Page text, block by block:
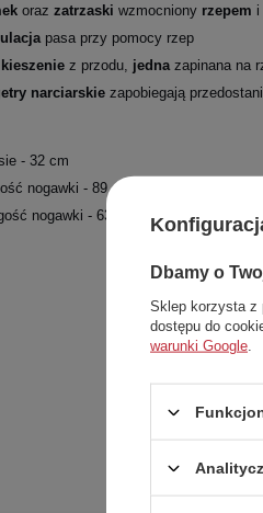
oraz zatrzaski wzmocniony rzepem i
pasa przy pomocy rzep
kieszenie z przodu, jedna zapinana na
narciarskie zapobiegają
- 32 cm
nogawki - 89 cm
nogawki - 63 cm
Dbamy o
Sklep korzysta z
dostępu do
warunki Google